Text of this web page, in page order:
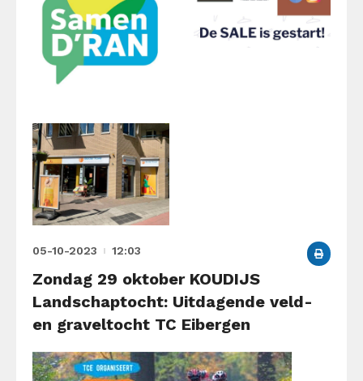
05-10-2023 12:03
Zondag 29 oktober KOUDIJS
Landschaptocht: Uitdagende veld-
en graveltocht TC Eibergen